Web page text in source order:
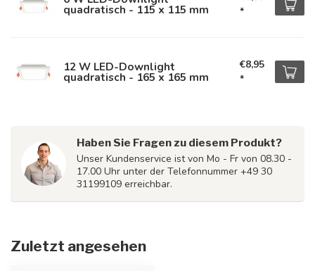
quadratisch - 115 x 115 mm
*
12 W LED-Downlight
quadratisch - 165 x 165 mm
€8,95
*
Haben Sie Fragen zu diesem Produkt?
Unser Kundenservice ist von Mo - Fr von 08.30 -
17.00 Uhr unter der Telefonnummer +49 30
31199109 erreichbar.
Zuletzt angesehen